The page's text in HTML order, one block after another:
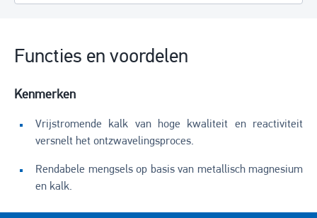
Functies en voordelen
Kenmerken
Vrijstromende kalk van hoge kwaliteit en reactiviteit
versnelt het ontzwavelingsproces.
Rendabele mengsels op basis van metallisch magnesium
en kalk.